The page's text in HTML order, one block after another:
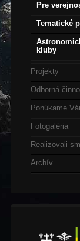
Pre
Tematické
kluby
Projekty
Odborná
Ponúkame
Fotogaléria
Realizovali
Archív